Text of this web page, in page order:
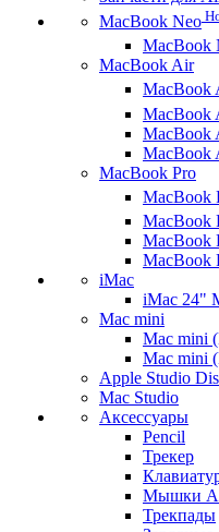
MacBook Neo
MacBook
MacBook Air
MacBook
MacBook
MacBook
MacBook
MacBook Pro
MacBook
MacBook
MacBook
MacBook
iMac
iMac 24"
Mac mini
Mac mini
Mac mini
Apple Studio
Mac Studio
Аксессуары
Pencil
Трекер
Мышки
Трекпады